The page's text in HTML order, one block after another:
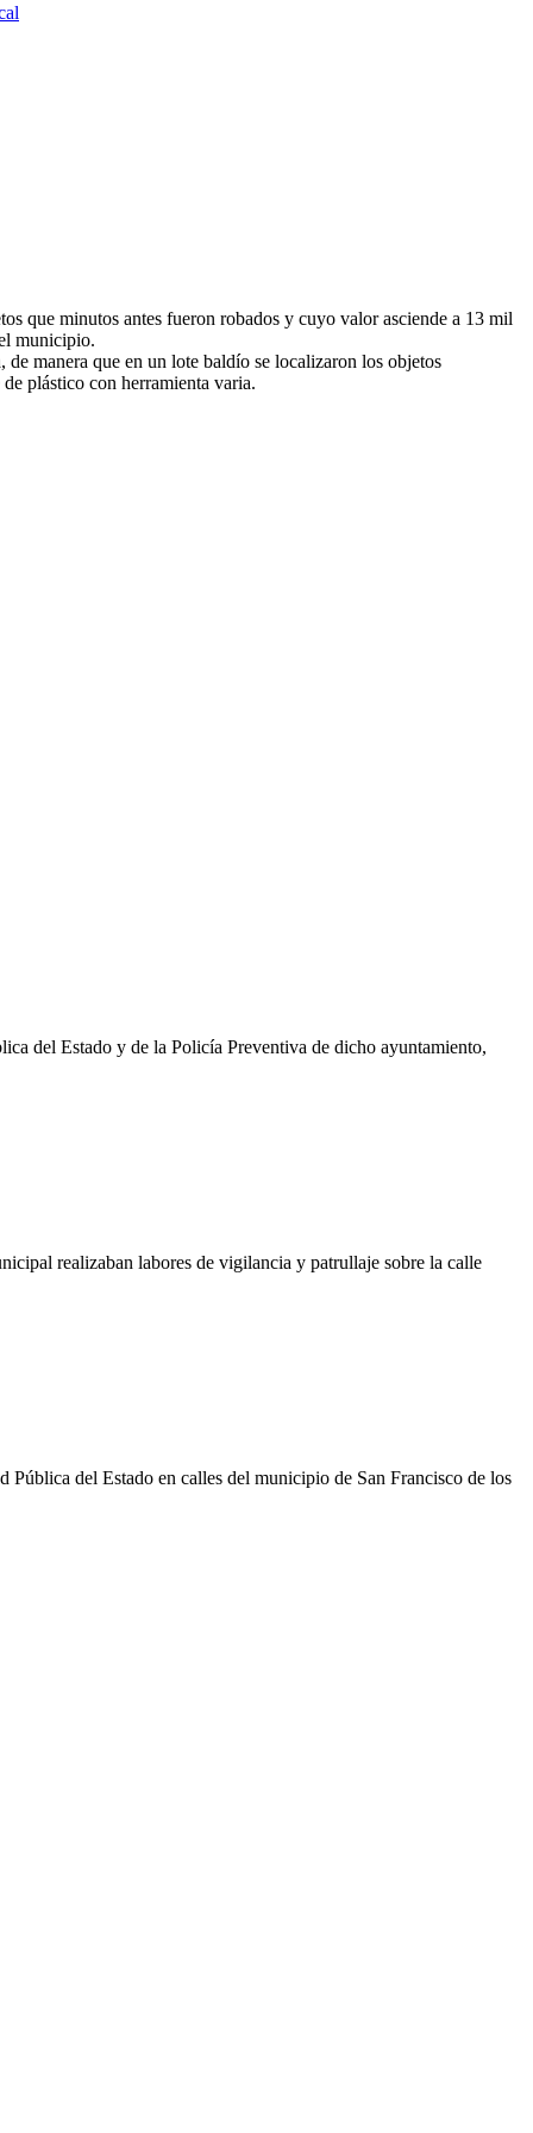
que minutos antes fueron robados y cuyo valor asciende a 13 mil
municipio.
manera que en un lote baldío se localizaron los objetos
plástico con herramienta varia.
del Estado y de la Policía Preventiva de dicho ayuntamiento,
realizaban labores de vigilancia y patrullaje sobre la calle
del Estado en calles del municipio de San Francisco de los